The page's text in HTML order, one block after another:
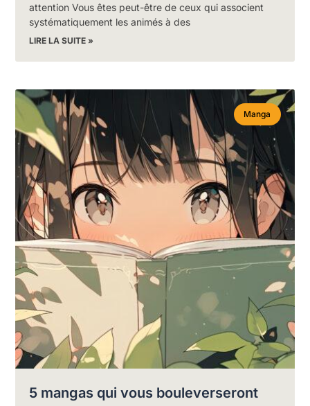
attention Vous êtes peut-être de ceux qui associent
systématiquement les animés à des
LIRE LA SUITE »
Manga
5 mangas qui vous bouleverseront